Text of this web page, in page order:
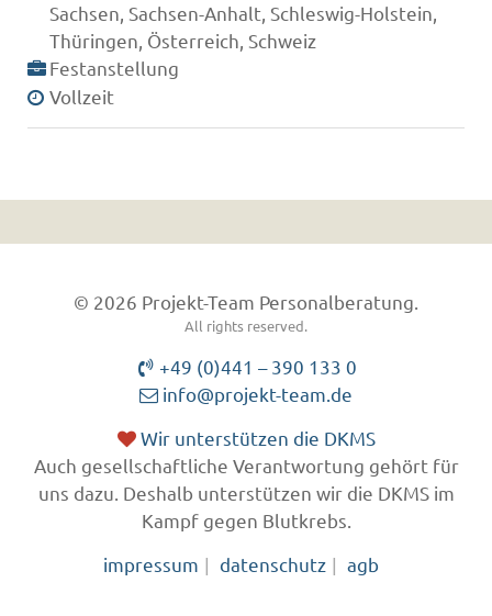
Sachsen, Sachsen-Anhalt, Schleswig-Holstein,
Thüringen, Österreich, Schweiz
Festanstellung
Vollzeit
© 2026 Projekt-Team Personalberatung.
All rights reserved.
+49 (0)441 – 390 133 0
info@projekt-team.de
Wir unterstützen die DKMS
Auch gesellschaftliche Verantwortung gehört für
uns dazu. Deshalb unterstützen wir die DKMS im
Kampf gegen Blutkrebs.
impressum
datenschutz agb